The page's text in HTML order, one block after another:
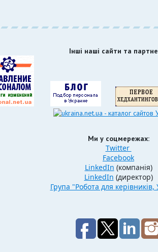
Інші наші сайти та
Ми у соцмережах:
Twitter
Facebook
LinkedIn (компанія)
LinkedIn (директор)
Група "Робота для керівників,